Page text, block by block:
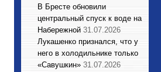
В Бресте обновили
центральный спуск к воде на
Набережной 31.07.2026
Лукашенко признался, что у
него в холодильнике только
«Савушкин» 31.07.2026